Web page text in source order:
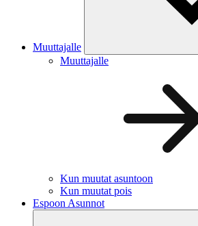
Muuttajalle
Muuttajalle
Kun muutat asuntoon
Kun muutat pois
Espoon Asunnot